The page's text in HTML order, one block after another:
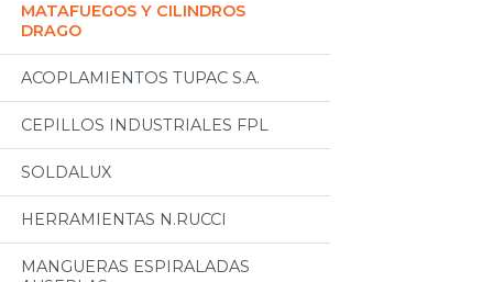
MATAFUEGOS Y CILINDROS
DRAGO
ACOPLAMIENTOS TUPAC S.A.
CEPILLOS INDUSTRIALES FPL
SOLDALUX
HERRAMIENTAS N.RUCCI
MANGUERAS ESPIRALADAS